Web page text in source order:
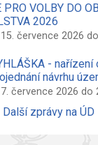
PRO VOLBY DO
2026
července 2026
- nařízení
návrhu
července 2026 do
Další zprávy na ÚD